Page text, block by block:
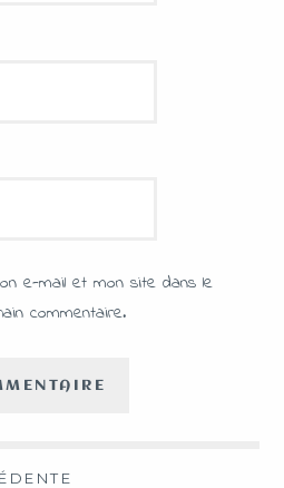
e-mail et mon site dans le
commentaire.